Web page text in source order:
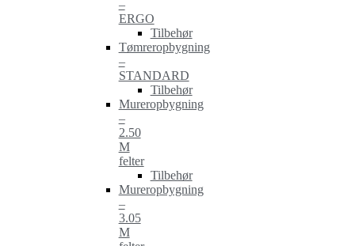
–
ERGO
Tilbehør
Tømreropbygning
–
STANDARD
Tilbehør
Mureropbygning
–
2.50
M
felter
Tilbehør
Mureropbygning
–
3.05
M